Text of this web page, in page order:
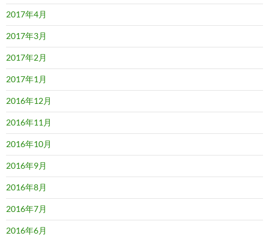
2017年4月
2017年3月
2017年2月
2017年1月
2016年12月
2016年11月
2016年10月
2016年9月
2016年8月
2016年7月
2016年6月